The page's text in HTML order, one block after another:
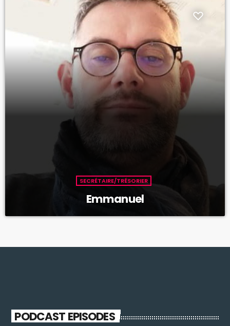
SECRÉTAIRE/TRÉSORIER
Emmanuel
PODCAST EPISODES